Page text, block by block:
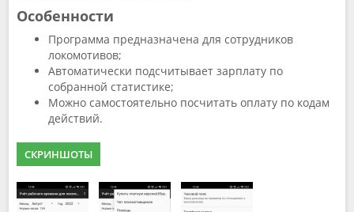
Особенности
Программа предназначена для сотрудников
локомотивов;
Автоматически подсчитывает зарплату по
собранной статистике;
Можно самостоятельно посчитать оплату по кодам
действий.
СКРИНШОТЫ